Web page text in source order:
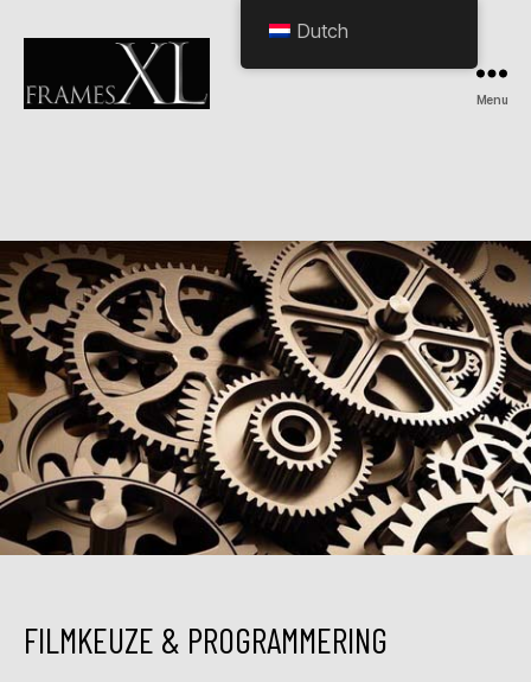
Menu
FILMKEUZE & PROGRAMMERING
Dutch